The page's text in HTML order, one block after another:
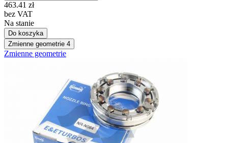
463.41 zł
bez VAT
Na stanie
Do koszyka
Zmienne geometrie 4
Zmienne geometrie